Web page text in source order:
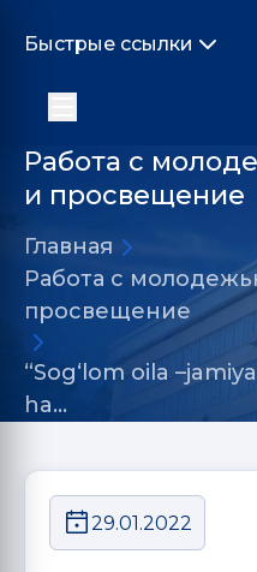
Быстрые ссылки
Работа с
и просвещение
Главная
Работа с
просвещение
“Sog‘lom oila
ha…
29.01.2022